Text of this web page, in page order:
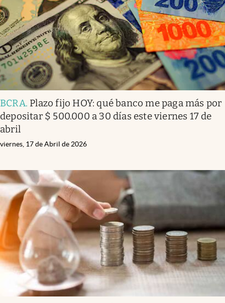
BCRA. Plazo fijo HOY: qué banco me paga más por
depositar $ 500.000 a 30 días este viernes 17 de
abril
viernes, 17 de Abril de 2026